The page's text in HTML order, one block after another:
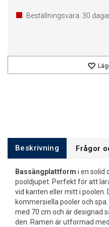
Beställningsvara. 30
Beskrivning Frågor
Bassängplattform i en solid
pooldjupet. Perfekt för att
vid kanten eller mitt i poolen.
kommersiella pooler och
med 70 cm och är designad
den. Ramen är utformad